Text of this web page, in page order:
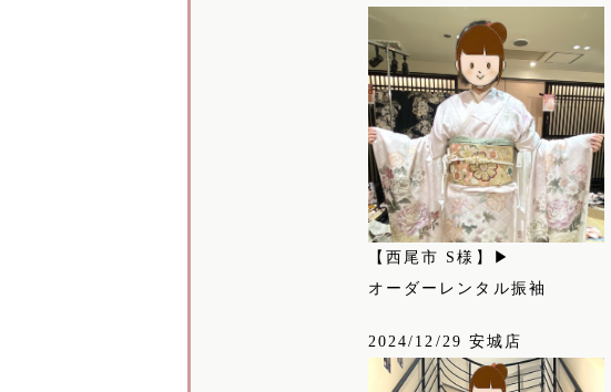
【西尾市 S様】▶
オーダーレンタル振袖
2024/12/29 安城店